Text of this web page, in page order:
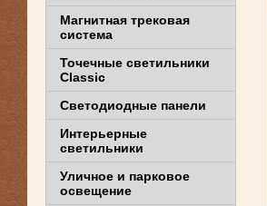
Магнитная трековая
система
Точечные светильники
Classic
Светодиодные панели
Интерьерные
светильники
Уличное и парковое
освещение